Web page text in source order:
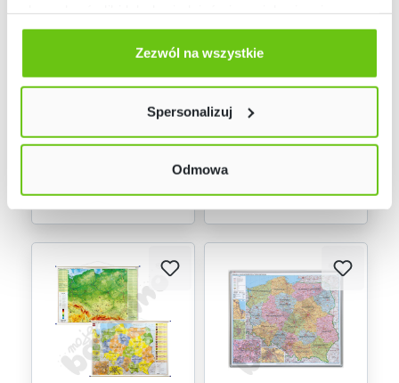
Odmów zgody poprzez przycisk „Odmowa”. Wtedy
użyjemy tylko plików niezbędnych dla naszej strony.
Twój wybór możesz zmienić przez kliknięcie przycisku w
Polityce prywatności
Zezwól na wszystkie
Spersonalizuj
Odmowa
Dostępny na
zamówienie
surowców
mineralnych, 160 x
Kod produktu:137207
319,90 zł
Dostępny
mapa fizyczna/do
ćwiczeń 145 x 140 cm
Kod produktu:079101
459,90 zł